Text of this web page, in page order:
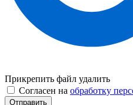
Прикрепить файл удалить
Согласен на обработку